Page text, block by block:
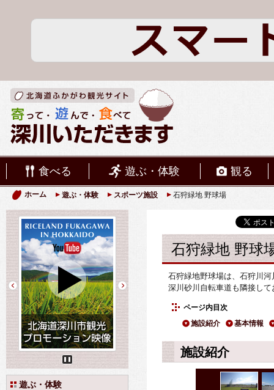
食べる 遊ぶ・体験 観る
ホーム 遊ぶ・体験 スポーツ施設 石狩緑地 野球場
石狩緑地 野球
石狩緑地野球場は、石狩川
深川砂川自転車道も隣接し
ページ内目次
施設紹介 基本情報
施設紹介
Pause
遊ぶ・体験